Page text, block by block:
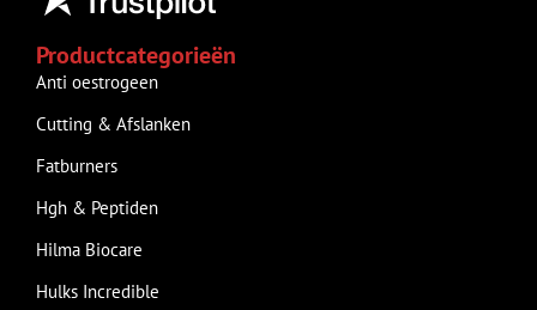
Productcategorieën
Anti oestrogeen
Cutting & Afslanken
Fatburners
Hgh & Peptiden
Hilma Biocare
Hulks Incredible